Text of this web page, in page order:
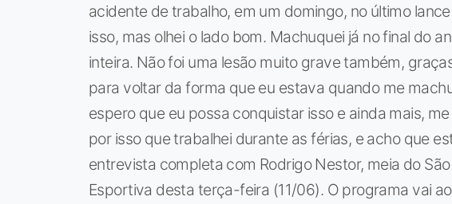
acidente de trabalho, em um domingo, no último
isso, mas olhei o lado bom. Machuquei já no final do
inteira. Não foi uma lesão muito grave também,
para voltar da forma que eu estava quando me
espero que eu possa conquistar isso e ainda mais,
por isso que trabalhei durante as férias, e acho que
entrevista completa com Rodrigo Nestor, meia do
Esportiva desta terça-feira (11/06). O programa vai